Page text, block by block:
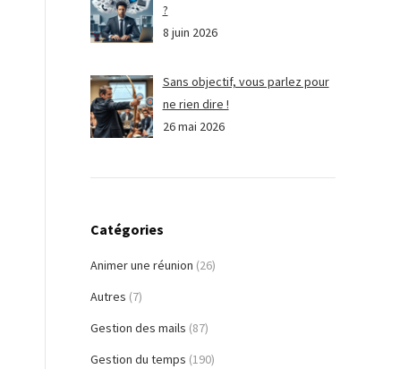
?
8 juin 2026
Sans objectif, vous parlez pour
ne rien dire !
26 mai 2026
Catégories
Animer une réunion (26)
Autres (7)
Gestion des mails (87)
Gestion du temps (190)